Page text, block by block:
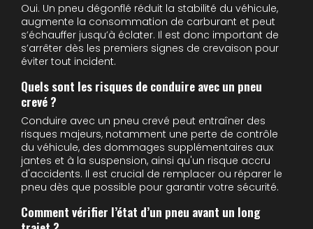
Oui. Un pneu dégonflé réduit la stabilité du véhicule,
augmente la consommation de carburant et peut
s’échauffer jusqu’à éclater. Il est donc important de
s’arrêter dès les premiers signes de crevaison pour
éviter tout incident.
Quels sont les risques de conduire avec un pneu
crevé ?
Conduire avec un pneu crevé peut entraîner des
risques majeurs, notamment une perte de contrôle
du véhicule, des dommages supplémentaires aux
jantes et à la suspension, ainsi qu'un risque accru
d'accidents. Il est crucial de remplacer ou réparer le
pneu dès que possible pour garantir votre sécurité.
Comment vérifier l’état d’un pneu avant un long